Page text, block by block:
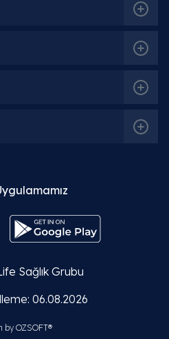
Op. Dr. Salih Fırat
Dr. Mehmet Asiltürk
Detaylı Bilgi
Sağlık Grubu
06.08.2026
by OZSOFT®